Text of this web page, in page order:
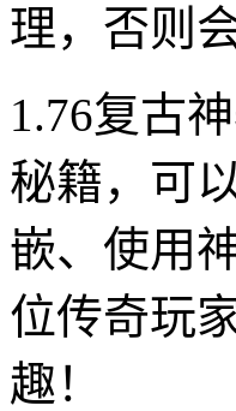
理，否则
1.76复古
秘籍，可
嵌、使用
位传奇玩
趣！